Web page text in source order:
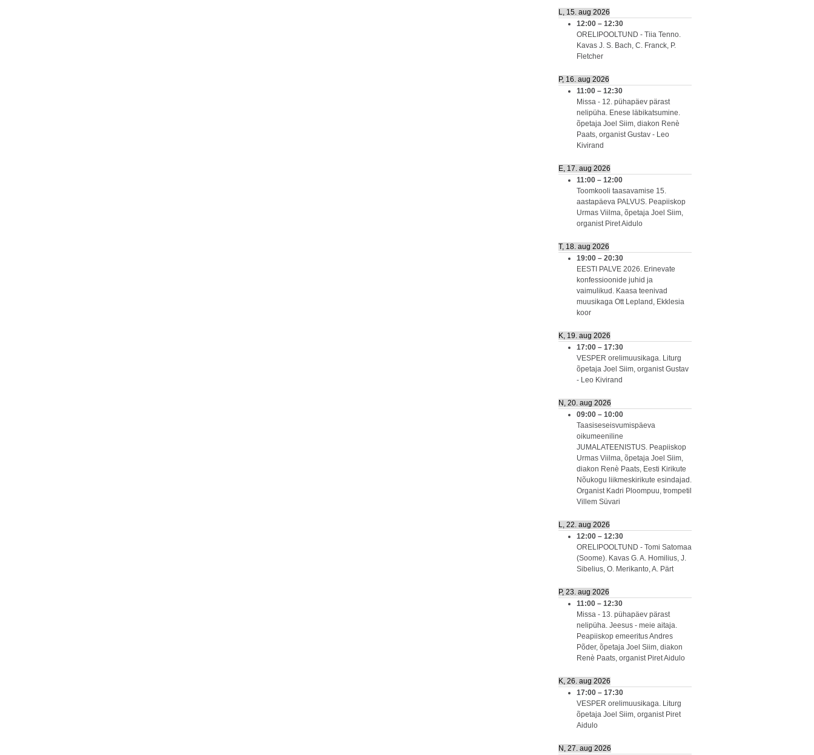
L, 15. aug 2026
12:00 – 12:30
ORELIPOOLTUND - Tiia Tenno.
Kavas J. S. Bach, C. Franck, P.
Fletcher
P, 16. aug 2026
11:00 – 12:30
Missa - 12. pühapäev pärast
nelipüha. Enese läbikatsumine.
õpetaja Joel Siim, diakon Renè
Paats, organist Gustav - Leo
Kivirand
E, 17. aug 2026
11:00 – 12:00
Toomkooli taasavamise 15.
aastapäeva PALVUS. Peapiiskop
Urmas Viilma, õpetaja Joel Siim,
organist Piret Aidulo
T, 18. aug 2026
19:00 – 20:30
EESTI PALVE 2026. Erinevate
konfessioonide juhid ja
vaimulikud. Kaasa teenivad
muusikaga Ott Lepland, Ekklesia
koor
K, 19. aug 2026
17:00 – 17:30
VESPER orelimuusikaga. Liturg
õpetaja Joel Siim, organist Gustav
- Leo Kivirand
N, 20. aug 2026
09:00 – 10:00
Taasiseseisvumispäeva
oikumeeniline
JUMALATEENISTUS. Peapiiskop
Urmas Viilma, õpetaja Joel Siim,
diakon Renè Paats, Eesti Kirikute
Nõukogu liikmeskirikute esindajad.
Organist Kadri Ploompuu, trompetil
Villem Süvari
L, 22. aug 2026
12:00 – 12:30
ORELIPOOLTUND - Tomi Satomaa
(Soome). Kavas G. A. Homilius, J.
Sibelius, O. Merikanto, A. Pärt
P, 23. aug 2026
11:00 – 12:30
Missa - 13. pühapäev pärast
nelipüha. Jeesus - meie aitaja.
Peapiiskop emeeritus Andres
Põder, õpetaja Joel Siim, diakon
Renè Paats, organist Piret Aidulo
K, 26. aug 2026
17:00 – 17:30
VESPER orelimuusikaga. Liturg
õpetaja Joel Siim, organist Piret
Aidulo
N, 27. aug 2026